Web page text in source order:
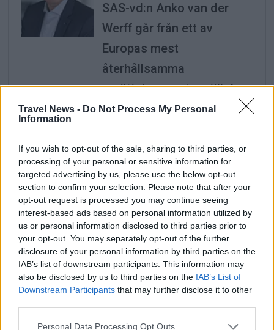
Travel News - Do Not Process My Personal
Information
If you wish to opt-out of the sale, sharing to third parties, or
processing of your personal or sensitive information for
targeted advertising by us, please use the below opt-out
section to confirm your selection. Please note that after your
opt-out request is processed you may continue seeing
interest-based ads based on personal information utilized by
us or personal information disclosed to third parties prior to
your opt-out. You may separately opt-out of the further
disclosure of your personal information by third parties on the
IAB’s list of downstream participants. This information may
also be disclosed by us to third parties on the IAB’s List of
Downstream Participants that may further disclose it to other
Personal Data Processing Opt Outs
SAS-vd:n Anko van der
Werff går från ett av
Europas mest
återhållsamma
ersättningssystem till den
nordamerikanska
toppchefernas löner ligger
på en helt annan nivå.
EU:s nya utsläppskrav
kan bli dyrt för
långflyget
I veckan väntas EU-
kommissionen föreslå
utsläppsrätter för